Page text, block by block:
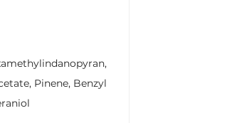
Pinene, Benzyl